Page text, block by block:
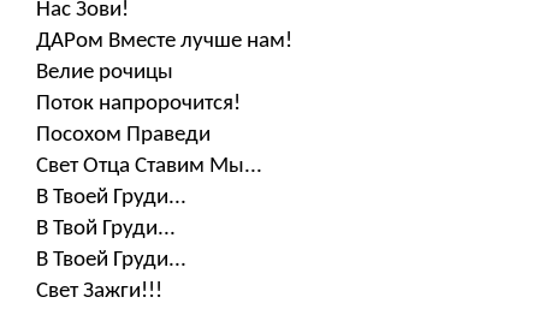
Нас Зови!
ДАРом Вместе лучше нам!
Велие рочицы
Поток напророчится!
Посохом Праведи
Свет Отца Ставим Мы...
В Твоей Груди...
В Твой Груди...
В Твоей Груди...
Свет Зажги!!!